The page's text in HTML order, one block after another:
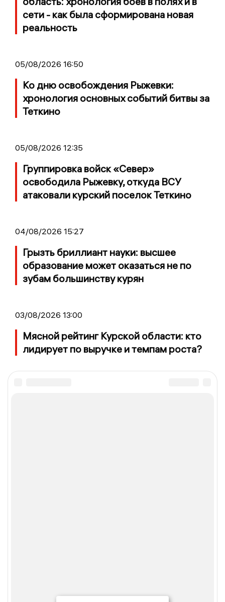
сети - как была сформирована новая
реальность
05/08/2026 16:50
Ко дню освобождения Рыжевки:
хронология основных событий битвы за
Теткино
05/08/2026 12:35
Группировка войск «Север»
освободила Рыжевку, откуда ВСУ
атаковали курский поселок Теткино
04/08/2026 15:27
Грызть бриллиант науки: высшее
образование может оказаться не по
зубам большинству курян
03/08/2026 13:00
Мясной рейтинг Курской области: кто
лидирует по выручке и темпам роста?